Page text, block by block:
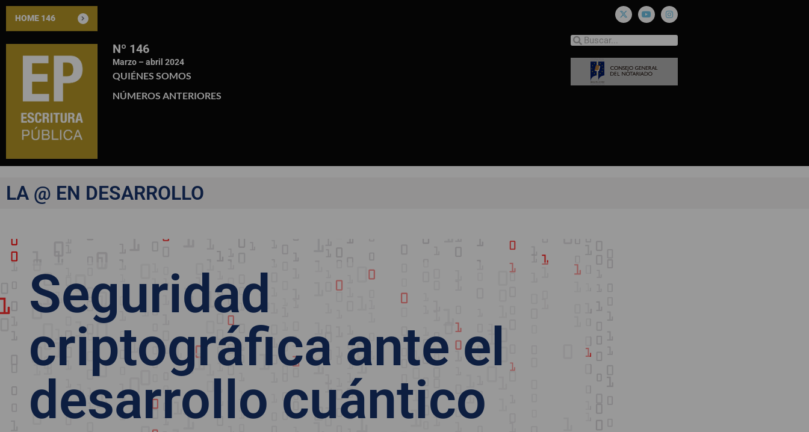
HOME 146
Nº 146
Marzo – abril 2024
QUIÉNES SOMOS
NÚMEROS ANTERIORES
LA @ EN DESARROLLO
Seguridad
criptográfica ante el
desarrollo cuántico